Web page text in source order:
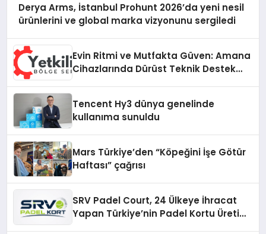
Derya Arms, İstanbul Prohunt 2026’da yeni nesil
ürünlerini ve global marka vizyonunu sergiledi
Evin Ritmi ve Mutfakta Güven: Amana
Cihazlarında Dürüst Teknik Destek
Tencent Hy3 dünya genelinde
kullanıma sunuldu
Mars Türkiye’den “Köpeğini İşe Götür
Haftası” çağrısı
SRV Padel Court, 24 Ülkeye İhracat
Yapan Türkiye’nin Padel Kortu Üretim